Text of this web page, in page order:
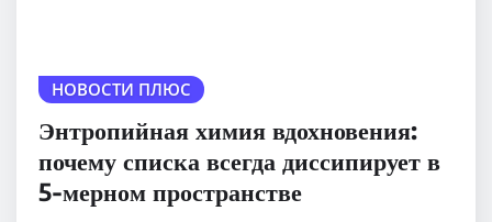
НОВОСТИ ПЛЮС
Энтропийная химия вдохновения:
почему списка всегда диссипирует в
5-мерном пространстве